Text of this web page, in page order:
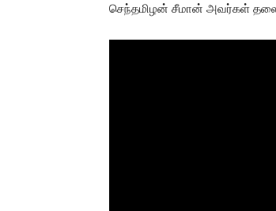
செந்தமிழன் சீமான் அவர்கள்